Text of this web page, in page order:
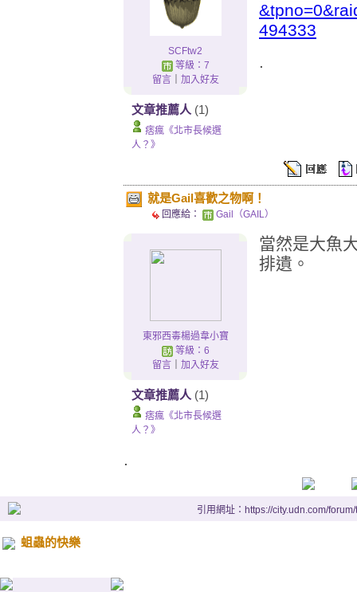
SCFtw2
等級：7
留言｜ 加入好友
文章推薦人 (1)
痞瘋《北市長候選
人？》
494333
.
就是Gail喜歡之物啊！
回應給： Gail（GAIL）
東邪西毒楊過韋小寶
等級：6
留言｜ 加入好友
文章推薦人 (1)
痞瘋《北市長候選
人？》
當然是大魚
排遺。
.
引用網址：https://city.udn.com/
蛆蟲的快樂